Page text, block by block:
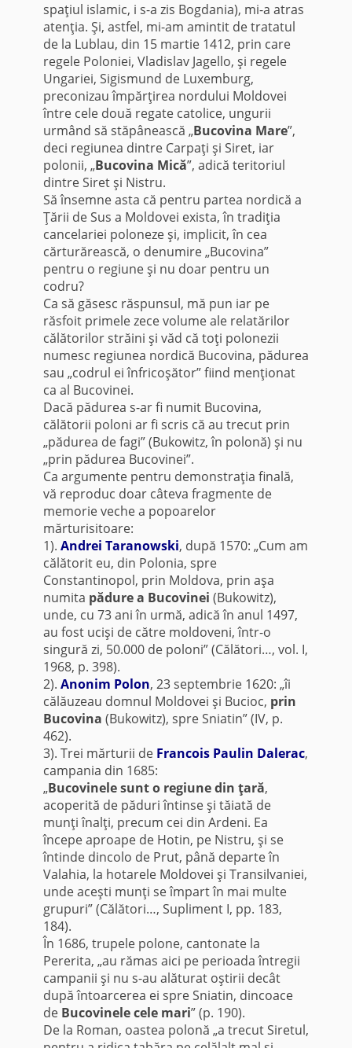
spaţiul islamic, i s-a zis Bogdania), mi-a atras
atenţia. Şi, astfel, mi-am amintit de tratatul
de la Lublau, din 15 martie 1412, prin care
regele Poloniei, Vladislav Jagello, şi regele
Ungariei, Sigismund de Luxemburg,
preconizau împărţirea nordului Moldovei
între cele două regate catolice, ungurii
urmând să stăpânească „Bucovina Mare”,
deci regiunea dintre Carpaţi şi Siret, iar
polonii, „Bucovina Mică”, adică teritoriul
dintre Siret şi Nistru.
Să însemne asta că pentru partea nordică a
Ţării de Sus a Moldovei exista, în tradiţia
cancelariei poloneze şi, implicit, în cea
cărturărească, o denumire „Bucovina”
pentru o regiune şi nu doar pentru un
codru?
Ca să găsesc răspunsul, mă pun iar pe
răsfoit primele zece volume ale relatărilor
călătorilor străini şi văd că toţi polonezii
numesc regiunea nordică Bucovina, pădurea
sau „codrul ei înfricoşător” fiind menţionat
ca al Bucovinei.
Dacă pădurea s-ar fi numit Bucovina,
călătorii poloni ar fi scris că au trecut prin
„pădurea de fagi” (Bukowitz, în polonă) şi nu
„prin pădurea Bucovinei”.
Ca argumente pentru demonstraţia finală,
vă reproduc doar câteva fragmente de
memorie veche a popoarelor
mărturisitoare:
1). Andrei Taranowski, după 1570: „Cum am
călătorit eu, din Polonia, spre
Constantinopol, prin Moldova, prin aşa
numita pădure a Bucovinei (Bukowitz),
unde, cu 73 ani în urmă, adică în anul 1497,
au fost ucişi de către moldoveni, într-o
singură zi, 50.000 de poloni” (Călători…, vol. I,
1968, p. 398).
2). Anonim Polon, 23 septembrie 1620: „îi
călăuzeau domnul Moldovei şi Bucioc, prin
Bucovina (Bukowitz), spre Sniatin” (IV, p.
462).
3). Trei mărturii de Francois Paulin Dalerac,
campania din 1685:
„Bucovinele sunt o regiune din ţară,
acoperită de păduri întinse şi tăiată de
munţi înalţi, precum cei din Ardeni. Ea
începe aproape de Hotin, pe Nistru, şi se
întinde dincolo de Prut, până departe în
Valahia, la hotarele Moldovei şi Transilvaniei,
unde aceşti munţi se împart în mai multe
grupuri” (Călători…, Supliment I, pp. 183,
184).
În 1686, trupele polone, cantonate la
Pererita, „au rămas aici pe perioada întregii
campanii şi nu s-au alăturat oştirii decât
după întoarcerea ei spre Sniatin, dincoace
de Bucovinele cele mari” (p. 190).
De la Roman, oastea polonă „a trecut Siretul,